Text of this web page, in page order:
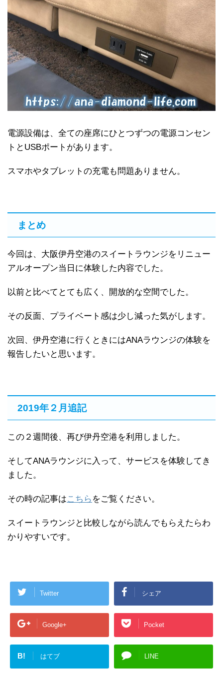
電源設備は、全ての座席にひとつずつの電源コンセン
トとUSBポートがあります。
スマホやタブレットの充電も問題ありません。
まとめ
今回は、大阪伊丹空港のスイートラウンジをリニュー
アルオープン当日に体験した内容でした。
以前と比べてとても広く、開放的な空間でした。
その反面、プライベート感は少し減った気がします。
次回、伊丹空港に行くときにはANAラウンジの体験を
報告したいと思います。
2019年２月追記
この２週間後、再び伊丹空港を利用しました。
そしてANAラウンジに入って、サービスを体験してき
ました。
その時の記事はこちら をご覧ください。
スイートラウンジと比較しながら読んでもらえたらわ
かりやすいです。
Twitter シェア
Google+ Pocket
B! はてブ LINE